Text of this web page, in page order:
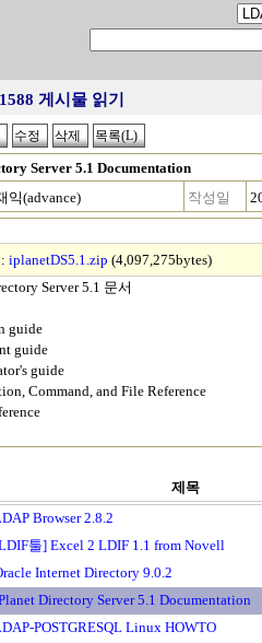
게시물 읽기
Server 5.1 Documentation
익(advance) 작성일
iplanetDS5.1.zip (4,097,275bytes)
Server 5.1 문서
guide
guide
guide
Command, and File Reference
제목
Browser 2.8.2
툴] Excel 2 LDIF 1.1 from Novell
Internet Directory 9.0.2
Directory Server 5.1 Documentation
POSTGRESQL Linux HOWTO